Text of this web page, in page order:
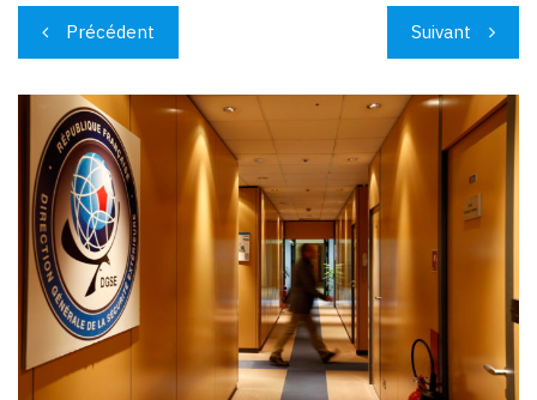
Navigation
de
l’article
Précédent Suivant